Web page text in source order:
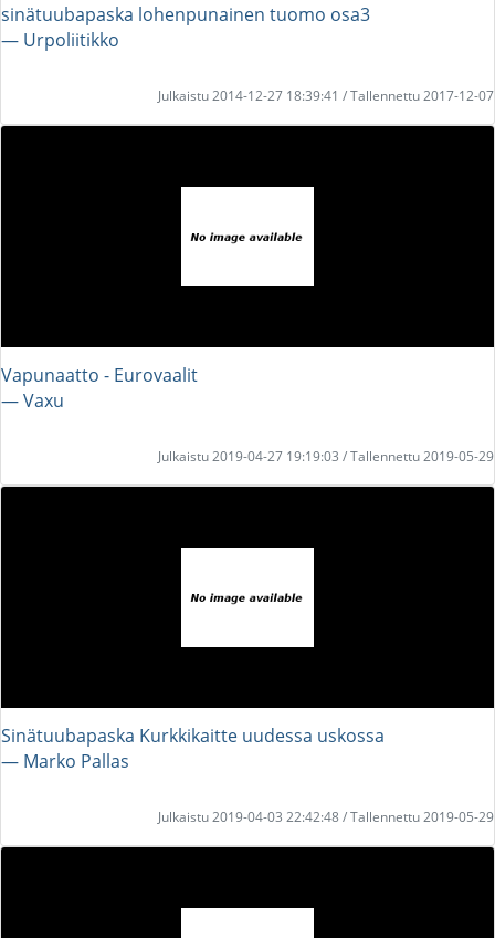
sinätuubapaska lohenpunainen tuomo osa3
― Urpoliitikko
Julkaistu 2014-12-27 18:39:41 / Tallennettu 2017-12-07
Vapunaatto - Eurovaalit
― Vaxu
Julkaistu 2019-04-27 19:19:03 / Tallennettu 2019-05-29
Sinätuubapaska Kurkkikaitte uudessa uskossa
― Marko Pallas
Julkaistu 2019-04-03 22:42:48 / Tallennettu 2019-05-29